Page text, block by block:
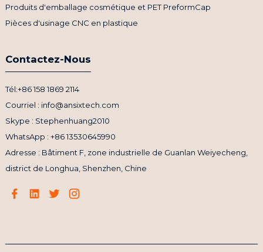
Produits d'emballage cosmétique et PET PreformCap
Pièces d'usinage CNC en plastique
Contactez-Nous
Tél:+86 158 1869 2114
Courriel : info@ansixtech.com
Skype : Stephenhuang2010
WhatsApp : +86 13530645990
Adresse : Bâtiment F, zone industrielle de Guanlan Weiyecheng,
district de Longhua, Shenzhen, Chine